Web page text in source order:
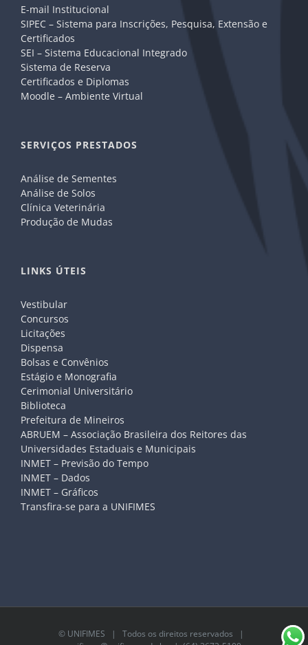
E-mail Institucional
SIPEC – Sistema para Inscrições, Pesquisa, Extensão e
Certificados
SEI – Sistema Educacional Integrado
Sistema de Reserva
Certificados e Diplomas
Moodle – Ambiente Virtual
SERVIÇOS PRESTADOS
Análise de Sementes
Análise de Solos
Clínica Veterinária
Produção de Mudas
LINKS ÚTEIS
Vestibular
Concursos
Licitações
Dispensa
Bolsas e Convênios
Estágio e Monografia
Cerimonial Universitário
Biblioteca
Prefeitura de Mineiros
ABRUEM – Associação Brasileira dos Reitores das
Universidades Estaduais e Municipais
INMET – Previsão do Tempo
INMET – Dados
INMET – Gráficos
Transfira-se para a UNIFIMES
© UNIFIMES | Todos os direitos reservados |